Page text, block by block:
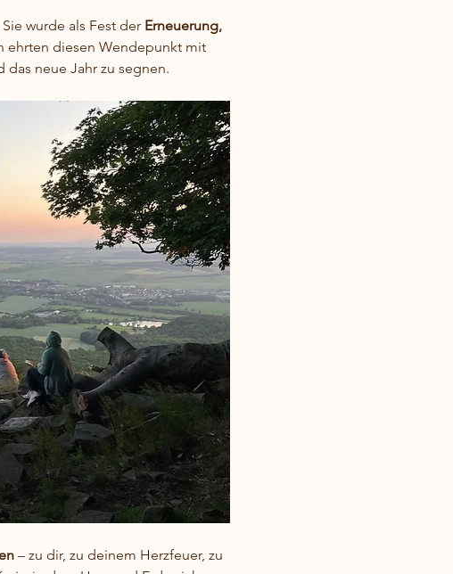
wurde als Fest der Erneuerung,
diesen Wendepunkt mit
neue Jahr zu segnen.
– zu dir, zu deinem Herzfeuer, zu